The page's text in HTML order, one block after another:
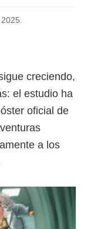
.
creciendo,
el estudio ha
oficial de
a los